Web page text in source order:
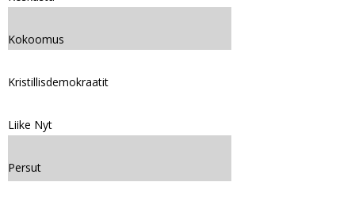
Kokoomus
Kristillisdemokraatit
Liike Nyt
Persut